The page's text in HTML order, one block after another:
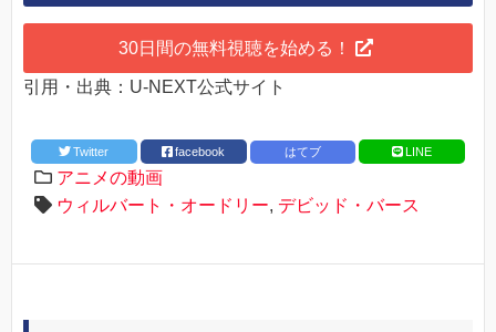
30日間の無料視聴を始める！
引用・出典：U-NEXT公式サイト
Twitter facebook はてブ LINE
アニメの動画
ウィルバート・オードリー, デビッド・バース